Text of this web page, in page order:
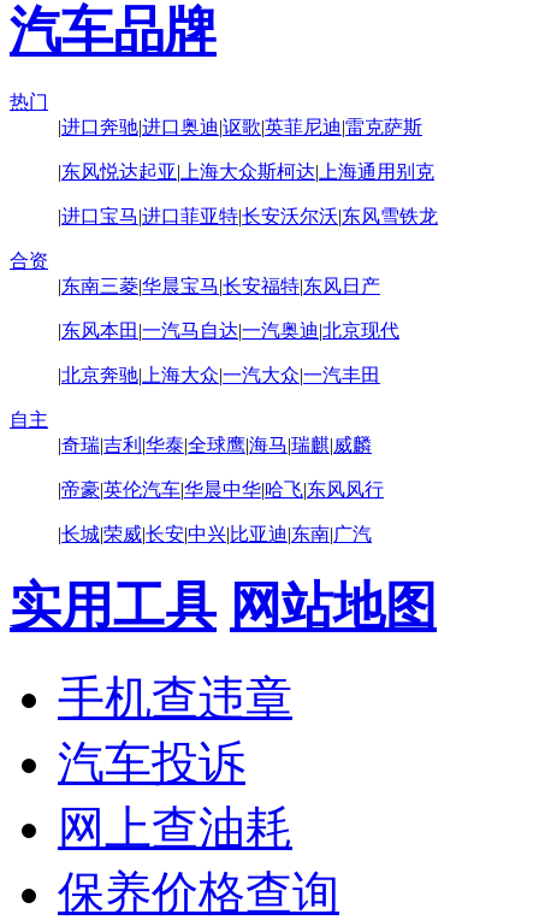
汽车品牌
热门
|进口奔驰|进口奥迪|讴歌|英菲尼迪|雷克萨斯
|东风悦达起亚| 上海大众斯柯达| 上海通用别克
|进口宝马|进口菲亚特|长安沃尔沃|东风雪铁龙
合资
|东南三菱|华晨宝马|长安福特|东风日产
|东风本田 |一汽马自达|一汽奥迪|北京现代
|北京奔驰| 上海大众|一汽大众|一汽丰田
自主
|奇瑞|吉利 |华泰|全球鹰|海马|瑞麒|威麟
|帝豪|英伦汽车|华晨中华|哈飞|东风风行
|长城|荣威|长安|中兴|比亚迪|东南|广汽
实用工具 网站地图
手机查违章
汽车投诉
网上查油耗
保养价格查询